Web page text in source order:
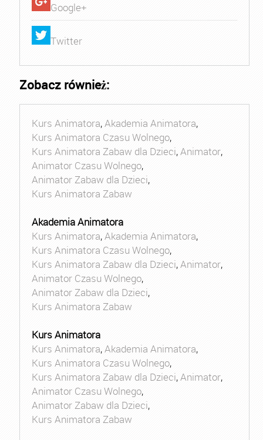
Google+
Twitter
Zobacz również:
Kurs Animatora,Akademia Animatora,
Kurs Animatora Czasu Wolnego,
Kurs Animatora Zabaw dla Dzieci,Animator,
Animator Czasu Wolnego,
Animator Zabaw dla Dzieci,
Kurs Animatora Zabaw
Akademia Animatora
Kurs Animatora,Akademia Animatora,
Kurs Animatora Czasu Wolnego,
Kurs Animatora Zabaw dla Dzieci,Animator,
Animator Czasu Wolnego,
Animator Zabaw dla Dzieci,
Kurs Animatora Zabaw
Kurs Animatora
Kurs Animatora,Akademia Animatora,
Kurs Animatora Czasu Wolnego,
Kurs Animatora Zabaw dla Dzieci,Animator,
Animator Czasu Wolnego,
Animator Zabaw dla Dzieci,
Kurs Animatora Zabaw